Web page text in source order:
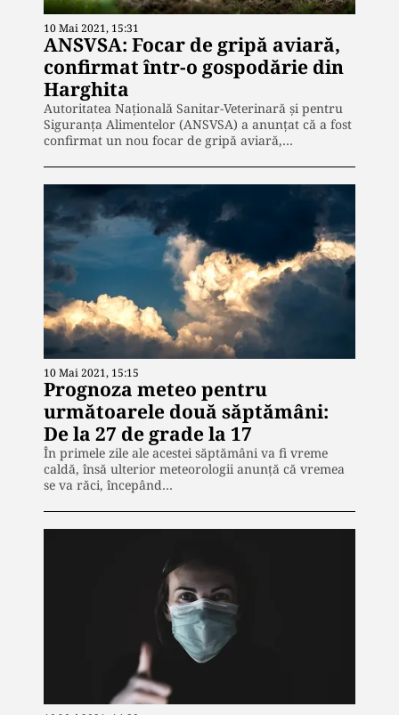
10 Mai 2021, 15:31
ANSVSA: Focar de gripă aviară,
confirmat într-o gospodărie din
Harghita
Autoritatea Naţională Sanitar-Veterinară şi pentru
Siguranţa Alimentelor (ANSVSA) a anunţat că a fost
confirmat un nou focar de gripă aviară,…
10 Mai 2021, 15:15
Prognoza meteo pentru
următoarele două săptămâni:
De la 27 de grade la 17
În primele zile ale acestei săptămâni va fi vreme
caldă, însă ulterior meteorologii anunță că vremea
se va răci, începând…